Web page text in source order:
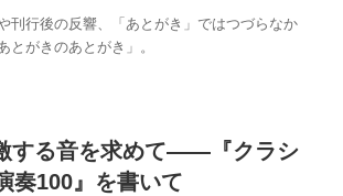
刊行後の反響、「あとがき」ではつづらなか
とがきのあとがき」。
する音を求めて――『クラシ
奏100』を書いて